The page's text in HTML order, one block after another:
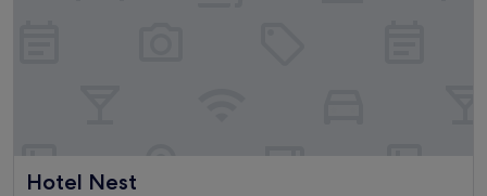
Hotel Nest
Hotel Nest